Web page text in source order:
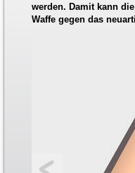
werden. Damit kann
Waffe gegen das